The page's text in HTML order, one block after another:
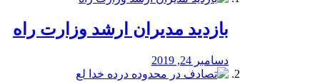
بازدید مدیران ارشد وزارت راه
دسامبر 24, 2019